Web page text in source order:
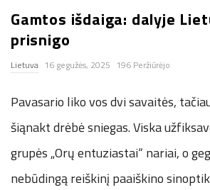
n
.
n
e
t
Gamtos išdaiga: dalyje
prisnigo
Lietuva 16 gegužės, 2025 196 Peržiūrėjo
Pavasario liko vos dvi savaitės,
šiąnakt drėbė sniegas. Viska
grupės „Orų entuziastai“ nariai, o
nebūdingą reiškinį paaiškino